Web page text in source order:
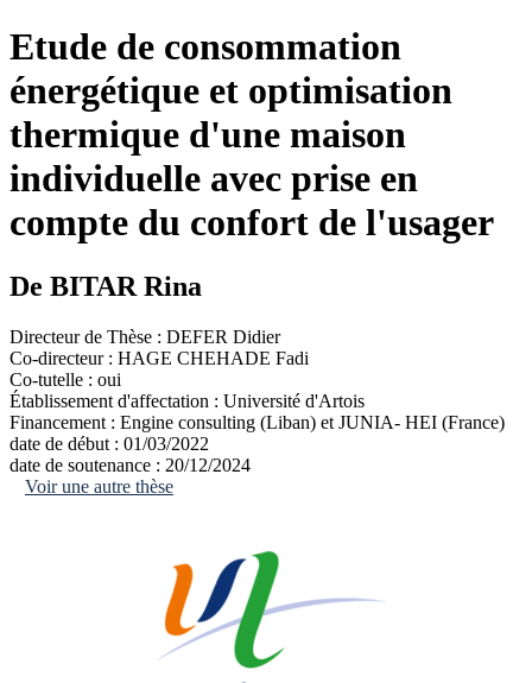
Etude de consommation
énergétique et optimisation
thermique d'une maison
individuelle avec prise en
compte du confort de l'usager
De BITAR Rina
Directeur de Thèse : DEFER Didier
Co-directeur : HAGE CHEHADE Fadi
Co-tutelle : oui
Établissement d'affectation : Université d'Artois
Financement : Engine consulting (Liban) et JUNIA- HEI (France)
date de début : 01/03/2022
date de soutenance : 20/12/2024
Voir une autre thèse